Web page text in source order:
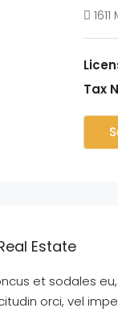
Tax
Estate
et sodales
orci, vel